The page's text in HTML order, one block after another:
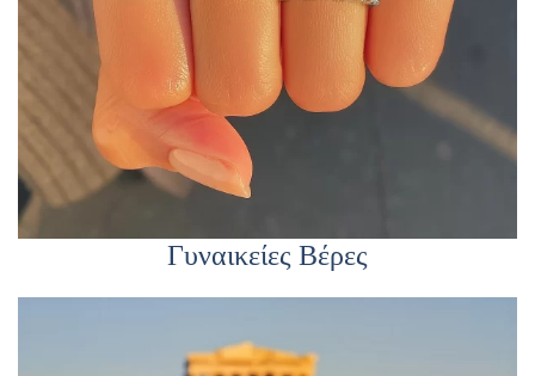
Γυναικείες Βέρες